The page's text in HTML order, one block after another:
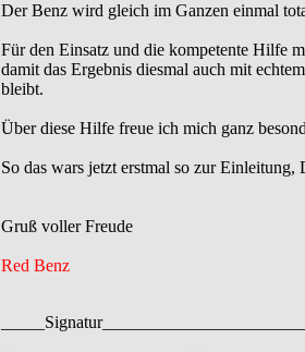
Der Benz wird gleich im Ganzen einmal
Für den Einsatz und die kompetente Hilfe
damit das Ergebnis diesmal auch mit
bleibt.
Über diese Hilfe freue ich mich ganz
So das wars jetzt erstmal so zur
Gruß voller Freude
Red Benz